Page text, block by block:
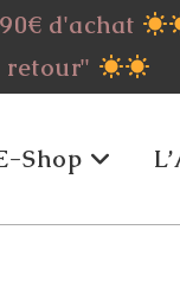
d'achat
retour"
Shop